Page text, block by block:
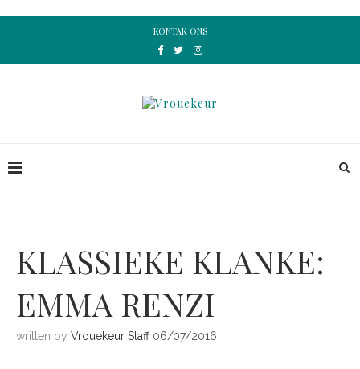
KONTAK ONS
KLASSIEKE KLANKE:
EMMA RENZI
written by Vrouekeur Staff 06/07/2016